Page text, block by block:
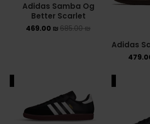
Adidas
Adidas Samba Og
Better Scarlet
685.00₪
469.00 ₪